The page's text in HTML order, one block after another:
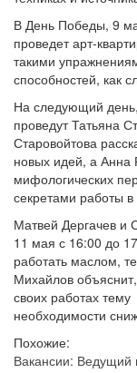
В День Победы, 9
проведет арт-
такими
способностей, как
На следующий
проведут Татьяна
Старовойтова
новых идей, а Анна
мифологических
секретами работы
Матвей Дергачев и
11 мая с 16:00 до
работать маслом,
Михайлов
своих работах тему
необходимости
Похожие:
Вакансии: Ведущий